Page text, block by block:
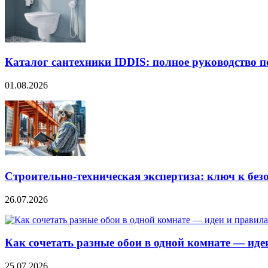
Каталог сантехники IDDIS: полное руководство
01.08.2026
Строительно‑техническая экспертиза: ключ к
26.07.2026
Как сочетать разные обои в одной комнате —
25.07.2026